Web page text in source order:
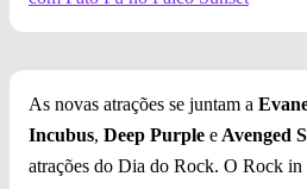
As novas atrações se juntam a
Incubus, Deep Purple e Avenged
atrações do Dia do Rock. O Rock in